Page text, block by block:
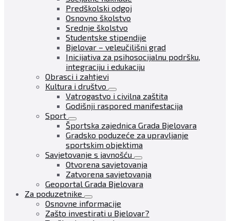
Predškolski odgoj
Osnovno školstvo
Srednje školstvo
Studentske stipendije
Bjelovar – veleučilišni grad
Inicijativa za psihosocijalnu podršku,
integraciju i edukaciju
Obrasci i zahtjevi
Kultura i društvo
Vatrogastvo i civilna zaštita
Godišnji raspored manifestacija
Sport
Športska zajednica Grada Bjelovara
Gradsko poduzeće za upravljanje
sportskim objektima
Savjetovanje s javnošću
Otvorena savjetovanja
Zatvorena savjetovanja
Geoportal Grada Bjelovara
Za poduzetnike
Osnovne informacije
Zašto investirati u Bjelovar?